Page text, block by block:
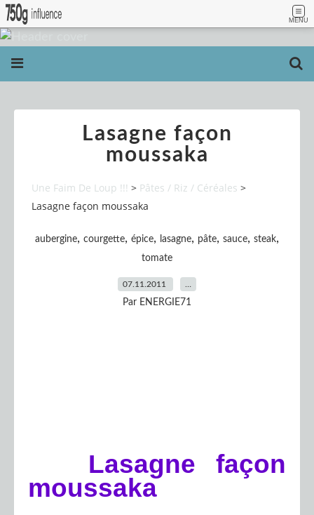
MENU
Lasagne façon
moussaka
Une Faim De Loup !!! > Pâtes / Riz / Céréales >
Lasagne façon moussaka
aubergine, courgette, épice, lasagne, pâte, sauce, steak,
tomate
07.11.2011
Par ENERGIE71
Lasagne façon
moussaka